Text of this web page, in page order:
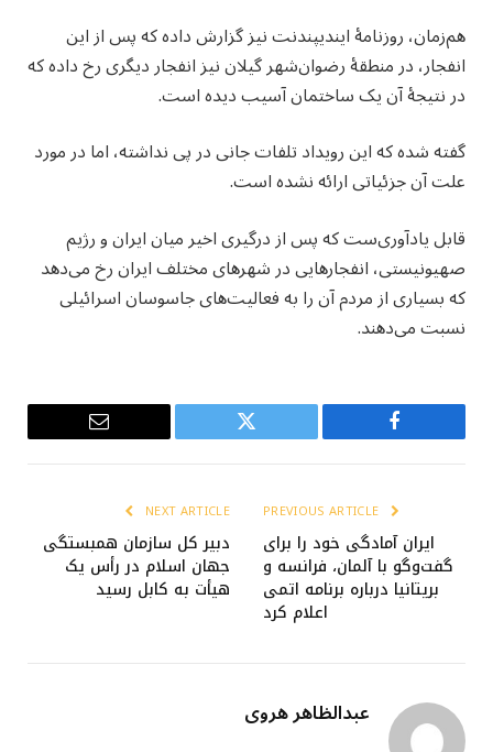
هم‌زمان، روزنامهٔ ایندیپندنت نیز گزارش داده که پس از این
انفجار، در منطقهٔ رضوان‌شهر گیلان نیز انفجار دیگری رخ داده که
در نتیجهٔ آن یک ساختمان آسیب دیده است.
گفته شده که این رویداد تلفات جانی در پی نداشته، اما در مورد
علت آن جزئیاتی ارائه نشده است.
قابل یادآوری‌ست که پس از درگیری اخیر میان ایران و رژیم
صهیونیستی، انفجارهایی در شهرهای مختلف ایران رخ می‌دهد
که بسیاری از مردم آن را به فعالیت‌های جاسوسان اسرائیلی
نسبت می‌دهند.
Facebook
Twitter
Email
ایران آمادگی خود را برای
گفت‌وگو با آلمان، فرانسه و
بریتانیا درباره برنامه اتمی
اعلام کرد
NEXT ARTICLE
دبیر کل سازمان همبستگی
جهان اسلام در رأس یک
هیأت به کابل رسید
عبدالظاهر هروی